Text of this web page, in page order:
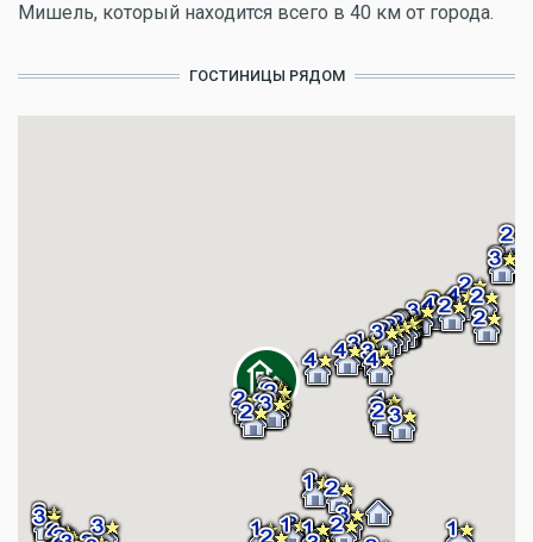
Мишель, который находится всего в 40 км от города.
ГОСТИНИЦЫ РЯДОМ